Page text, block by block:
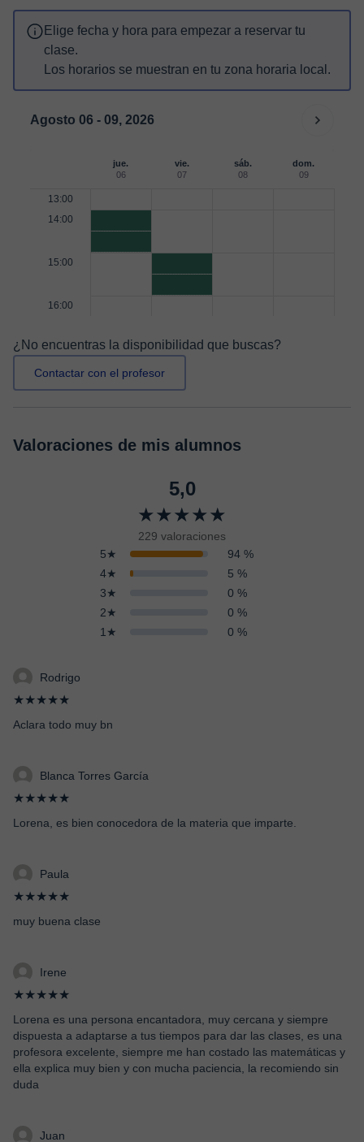
Elige fecha y hora para empezar a reservar tu
clase.
Los horarios se muestran en tu zona horaria local.
Agosto 06 - 09, 2026
jue.
06
vie.
07
sáb.
08
dom.
09
13:00
14:00
15:00
16:00
¿No encuentras la disponibilidad que buscas?
Contactar con el profesor
Valoraciones de mis alumnos
5,0
★★★★★
229 valoraciones
5★
94 %
4★
5 %
3★
0 %
2★
0 %
1★
0 %
Rodrigo
★★★★★
Aclara todo muy bn
Blanca Torres García
★★★★★
Lorena, es bien conocedora de la materia que imparte.
Paula
★★★★★
muy buena clase
Irene
★★★★★
Lorena es una persona encantadora, muy cercana y siempre
dispuesta a adaptarse a tus tiempos para dar las clases, es una
profesora excelente, siempre me han costado las matemáticas y
ella explica muy bien y con mucha paciencia, la recomiendo sin
duda
Juan